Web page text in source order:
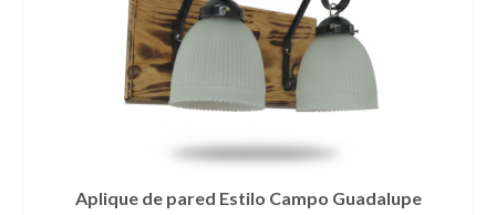
Aplique de pared Estilo Campo Guadalupe